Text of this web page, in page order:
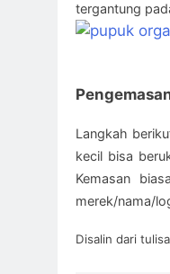
tergantung
Langkah
kecil bisa
Kemasan
merek/nama/
Disalin dari